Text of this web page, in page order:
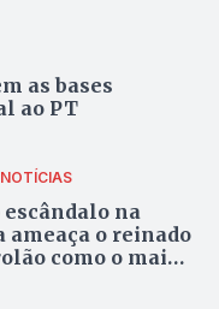
as bases
ao PT
escândalo na
ameaça o reinado
como o maior